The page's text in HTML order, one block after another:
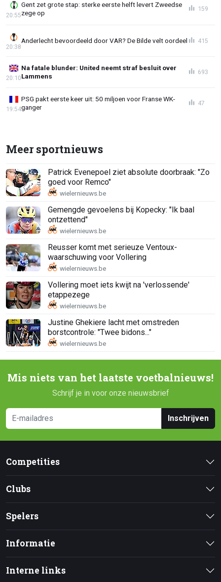
Gent zet grote stap: sterke eerste helft levert Zweedse
zege op
20:55
159
Anderlecht bevoordeeld door VAR? De Bilde velt oordeel
20:38
415
Na fatale blunder: United neemt straf besluit over
Lammens
20:10
693
PSG pakt eerste keer uit: 50 miljoen voor Franse WK-
ganger
19:54
47
Meer sportnieuws
Patrick Evenepoel ziet absolute doorbraak: "Zo
goed voor Remco"
Gemengde gevoelens bij Kopecky: "Ik baal
ontzettend"
Reusser komt met serieuze Ventoux-
waarschuwing voor Vollering
Vollering moet iets kwijt na 'verlossende'
etappezege
Justine Ghekiere lacht met omstreden
borstcontrole: "Twee bidons..."
Mis niets van het laatste voetbalnieuws!
Schrijf je in voor onze nieuwsbrief
Inschrijven
Competities
Clubs
Spelers
Informatie
Interne links